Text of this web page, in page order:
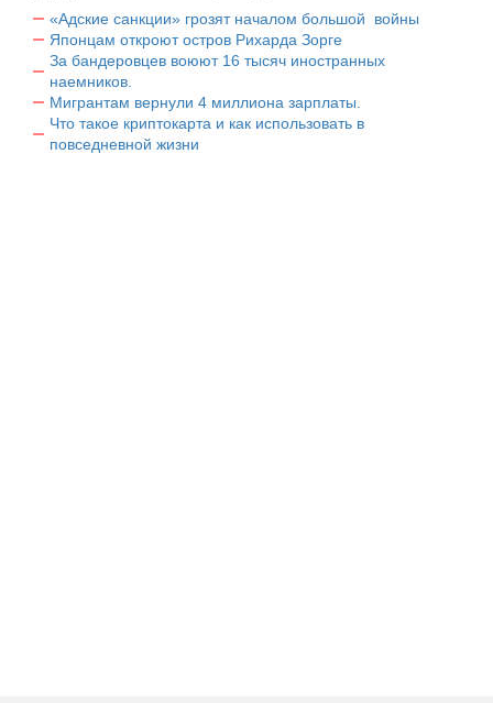
«Адские санкции» грозят началом большой войны
Японцам откроют остров Рихарда Зорге
За бандеровцев воюют 16 тысяч иностранных
наемников.
Мигрантам вернули 4 миллиона зарплаты.
Что такое криптокарта и как использовать в
повседневной жизни